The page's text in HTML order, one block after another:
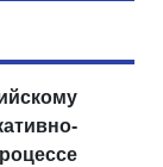
2. Документы (магистр) (4)